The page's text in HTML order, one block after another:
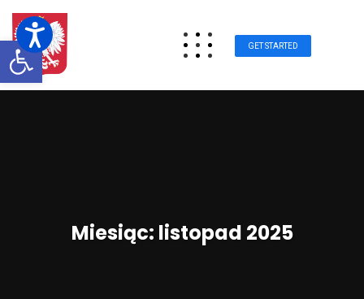
Otwórz pasek narzędziGET STARTED
Miesiąc: listopad 2025